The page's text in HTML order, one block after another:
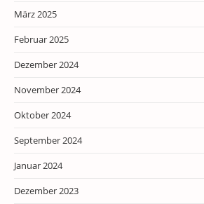
März 2025
Februar 2025
Dezember 2024
November 2024
Oktober 2024
September 2024
Januar 2024
Dezember 2023